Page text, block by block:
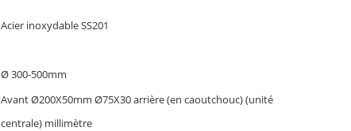
Acier inoxydable SS201
Ø 300-500mm
Avant Ø200X50mm Ø75X30 arrière (en caoutchouc) (unité
centrale) millimètre